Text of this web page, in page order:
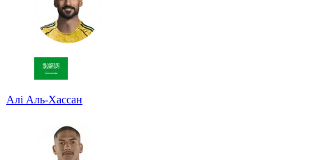
Алі Аль-Хассан